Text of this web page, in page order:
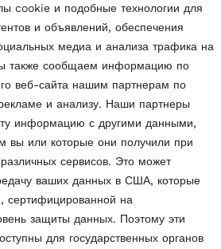
cookie и подобные технологии для
и объявлений, обеспечения
медиа и анализа трафика на
также сообщаем информацию по
веб-сайта нашим партнерам по
и анализу. Наши партнеры
информацию с другими данными,
вы или которые они получили при
сервисов. Это может
ваших данных в США, которые
сертифицированной на
защиты данных. Поэтому эти
для государственных органов
|
CТЕНДЫ «СХОД-РАЗВАЛ»
Стенд «сход-развал»
CCD RAVTD 8060P
TWSR.3 (серый)
MPN: RAV.TD806.700568
для грузового автомобиля,
со низко установленные
датчики | вкл. 3-точечные
колесные зажимы, закрытый
кожух, поворотные круги…